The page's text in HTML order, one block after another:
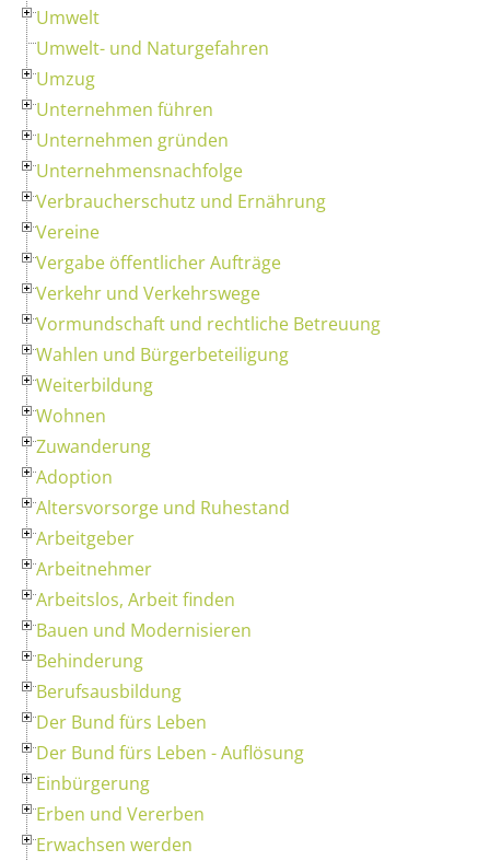
Umwelt
Umwelt- und Naturgefahren
Umzug
Unternehmen führen
Unternehmen gründen
Unternehmensnachfolge
Verbraucherschutz und Ernährung
Vereine
Vergabe öffentlicher Aufträge
Verkehr und Verkehrswege
Vormundschaft und rechtliche Betreuung
Wahlen und Bürgerbeteiligung
Weiterbildung
Wohnen
Zuwanderung
Adoption
Altersvorsorge und Ruhestand
Arbeitgeber
Arbeitnehmer
Arbeitslos, Arbeit finden
Bauen und Modernisieren
Behinderung
Berufsausbildung
Der Bund fürs Leben
Der Bund fürs Leben - Auflösung
Einbürgerung
Erben und Vererben
Erwachsen werden